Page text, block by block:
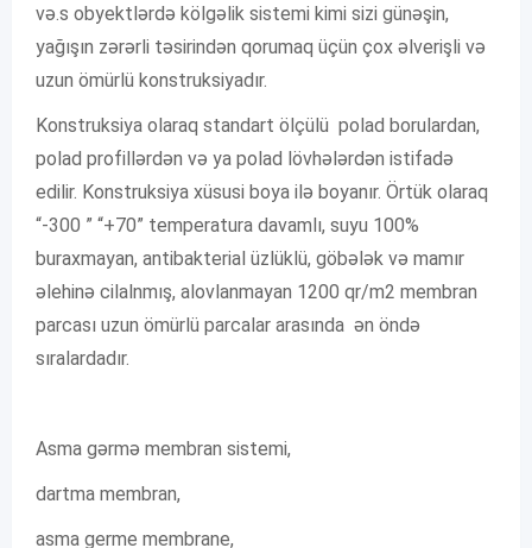
və.s obyektlərdə kölgəlik sistemi kimi sizi günəşin,
yağışın zərərli təsirindən qorumaq üçün çox əlverişli və
uzun ömürlü konstruksiyadır.
Konstruksiya olaraq standart ölçülü polad borulardan,
polad profillərdən və ya polad lövhələrdən istifadə
edilir. Konstruksiya xüsusi boya ilə boyanır. Örtük olaraq
“-300 ” “+70” temperatura davamlı, suyu 100%
buraxmayan, antibakterial üzlüklü, göbələk və mamır
əlehinə cilalnmış, alovlanmayan 1200 qr/m2 membran
parcası uzun ömürlü parcalar arasında ən öndə
sıralardadır.
Asma gərmə membran sistemi,
dartma membran,
asma germe membrane,